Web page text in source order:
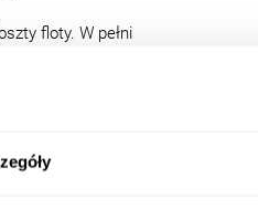
floty. W pełni
jak i przygotowanych